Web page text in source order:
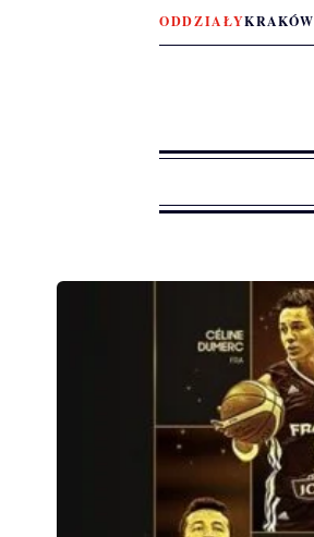
ODDZIAŁYKRAKÓW